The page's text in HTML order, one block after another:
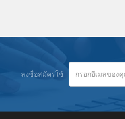
ลงชื่อสมัครใช้